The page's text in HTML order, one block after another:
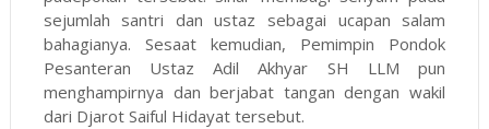
sejumlah santri dan ustaz sebagai ucapan salam
bahagianya. Sesaat kemudian, Pemimpin Pondok
Pesanteran Ustaz Adil Akhyar SH LLM pun
menghampirnya dan berjabat tangan dengan wakil
dari Djarot Saiful Hidayat tersebut.